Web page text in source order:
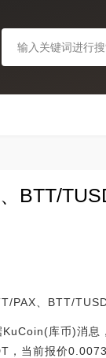
BTT/
、BTT/
库币)消
当前报价